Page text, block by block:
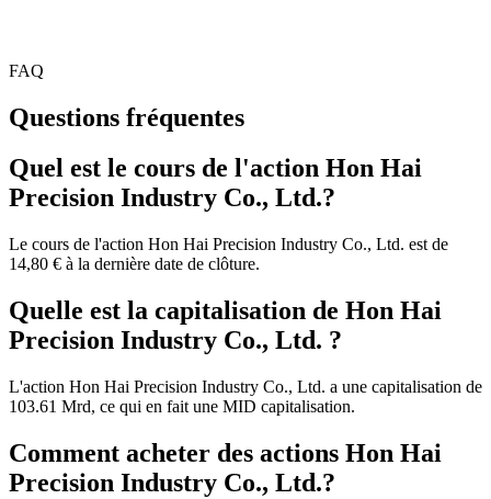
FAQ
Questions fréquentes
Quel est le cours de l'action Hon Hai
Precision Industry Co., Ltd.?
Le cours de l'action Hon Hai Precision Industry Co., Ltd. est de
14,80 € à la dernière date de clôture.
Quelle est la capitalisation de Hon Hai
Precision Industry Co., Ltd. ?
L'action Hon Hai Precision Industry Co., Ltd. a une capitalisation de
103.61 Mrd, ce qui en fait une MID capitalisation.
Comment acheter des actions Hon Hai
Precision Industry Co., Ltd.?